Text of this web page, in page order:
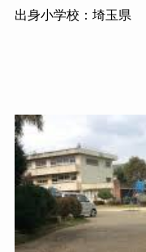
出身小学校：埼玉県